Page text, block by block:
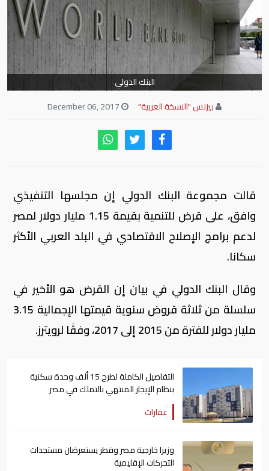
البنك الدولي
بيزنس "النسخة العربية"
قالت مجموعة البنك الدولي إن مجلسها التنفيذي
وافق، على قرض للتنمية بقيمة 1.15 مليار دولار لمصر
لدعم برامج الإصلاح الاقتصادي في البلد العربي الأكثر
سكانا.
وقال البنك الدولي في بيان إن القرض هو الأخير في
سلسلة من ثلاثة قروض سنوية قيمتها الإجمالية 3.15
مليار دولار للفترة من 2015 إلى 2017، وفقًا لرويترز.
التفاصيل الكاملة لطرح 15 ألف وحدة سكنية
بنظام الإيجار المنتهي بالتملك في مصر
عقارات
وزيرا خارجية مصر وقطر يستعرضان مستجدات
التحركات الإقليمية